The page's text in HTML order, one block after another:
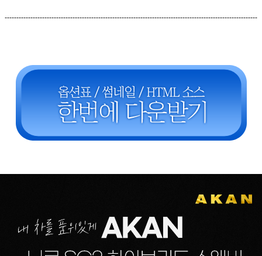
------------------------------------------------------------------------------------------------------------